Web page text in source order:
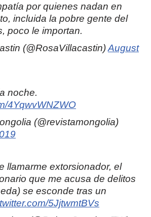
por quienes nadan en
incluida la pobre gente del
poco le importan.
(@RosaVillacastin)August
noche.
4YqwvWNZWO
(@revistamongolia)
llamarme extorsionador, el
que me acusa de delitos
se esconde tras un
5JjtwmtBVs